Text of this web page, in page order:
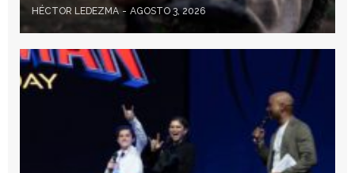
HÉCTOR LEDEZMA AGOSTO 3, 2026